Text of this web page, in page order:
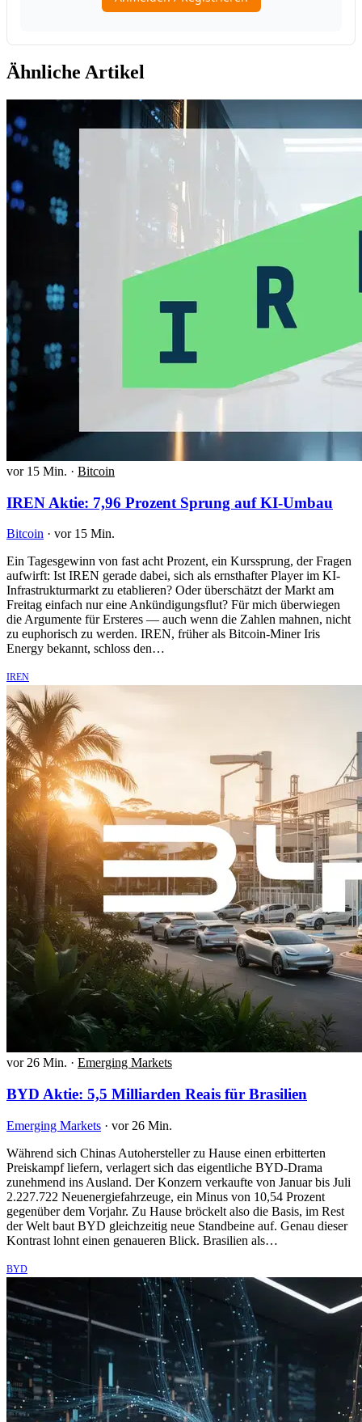
Ähnliche Artikel
vor 15 Min. · Bitcoin
IREN Aktie: 7,96 Prozent Sprung auf KI-Umbau
Bitcoin · vor 15 Min.
Ein Tagesgewinn von fast acht Prozent, ein Kurssprung, der Fragen
aufwirft: Ist IREN gerade dabei, sich als ernsthafter Player im KI-
Infrastrukturmarkt zu etablieren? Oder überschätzt der Markt am
Freitag einfach nur eine Ankündigungsflut? Für mich überwiegen
die Argumente für Ersteres — auch wenn die Zahlen mahnen, nicht
zu euphorisch zu werden. IREN, früher als Bitcoin-Miner Iris
Energy bekannt, schloss den…
IREN
vor 26 Min. · Emerging Markets
BYD Aktie: 5,5 Milliarden Reais für Brasilien
Emerging Markets · vor 26 Min.
Während sich Chinas Autohersteller zu Hause einen erbitterten
Preiskampf liefern, verlagert sich das eigentliche BYD-Drama
zunehmend ins Ausland. Der Konzern verkaufte von Januar bis Juli
2.227.722 Neuenergiefahrzeuge, ein Minus von 10,54 Prozent
gegenüber dem Vorjahr. Zu Hause bröckelt also die Basis, im Rest
der Welt baut BYD gleichzeitig neue Standbeine auf. Genau dieser
Kontrast lohnt einen genaueren Blick. Brasilien als…
BYD